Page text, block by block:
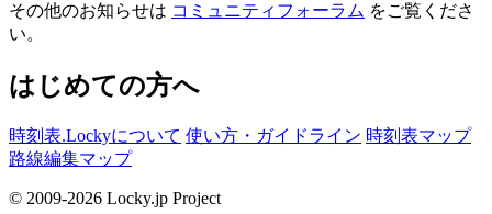
その他のお知らせは コミュニティフォーラム をご覧くださ
い。
はじめての方へ
時刻表.Lockyについて 使い方・ガイドライン 時刻表マップ
路線編集マップ
© 2009-2026 Locky.jp Project